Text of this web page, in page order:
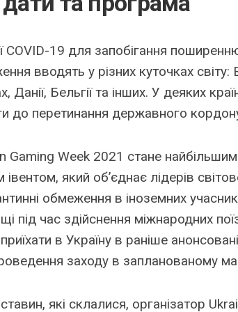
COVID-19 для запобігання поширенню
вводять у різних куточках світу:
Данії, Бельгії та інших. У деяких
до перетинання державного
Gaming Week 2021 стане найбільшим
івентом, який об’єднає лідерів
обмеження в іноземних
під час здійснення міжнародних
в Україну в раніше
заходу в запланованому
які склалися, організатор